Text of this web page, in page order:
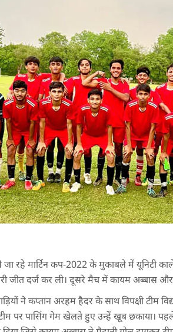
रहे मार्टिन कप-2022 के मुकाबले में यूनिटी
जीत दर्ज कर ली। दूसरे मैच में कायम अब्बास
ने कप्तान अरहम हैदर के साथ विपक्षी टीम
पर पासिंग गेम खेलते हुए उन्हें खूब छकाया।